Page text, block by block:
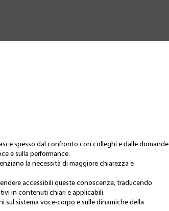
spesso dal confronto con colleghi e dalle domande
e sulla performance.
la necessità di maggiore chiarezza e
accessibili queste conoscenze, traducendo
in contenuti chiari e applicabili.
sul sistema voce-corpo e sulle dinamiche della